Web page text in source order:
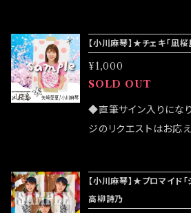
になる可能性がござい
いお客様はこちらのオ
文をお願い致します
ベント「大感謝祭」後
【小川麻琴】★チェキ「凪
¥1,000
SOLD OUT
◆直筆サイン入りにな
ジのリクエストはお応
実にお手にしたいお客
ョップでのご注文を
【小川麻琴】★プロマイド
高柳詩乃